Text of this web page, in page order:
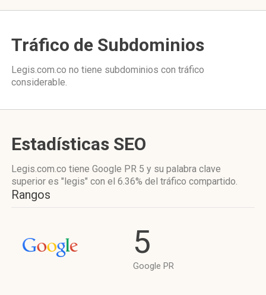
Tráfico de Subdominios
Legis.com.co no tiene subdominios con tráfico
considerable.
Estadísticas SEO
Legis.com.co tiene Google PR 5 y su palabra clave
superior es "legis" con el 6.36% del tráfico compartido.
Rangos
5
Google PR